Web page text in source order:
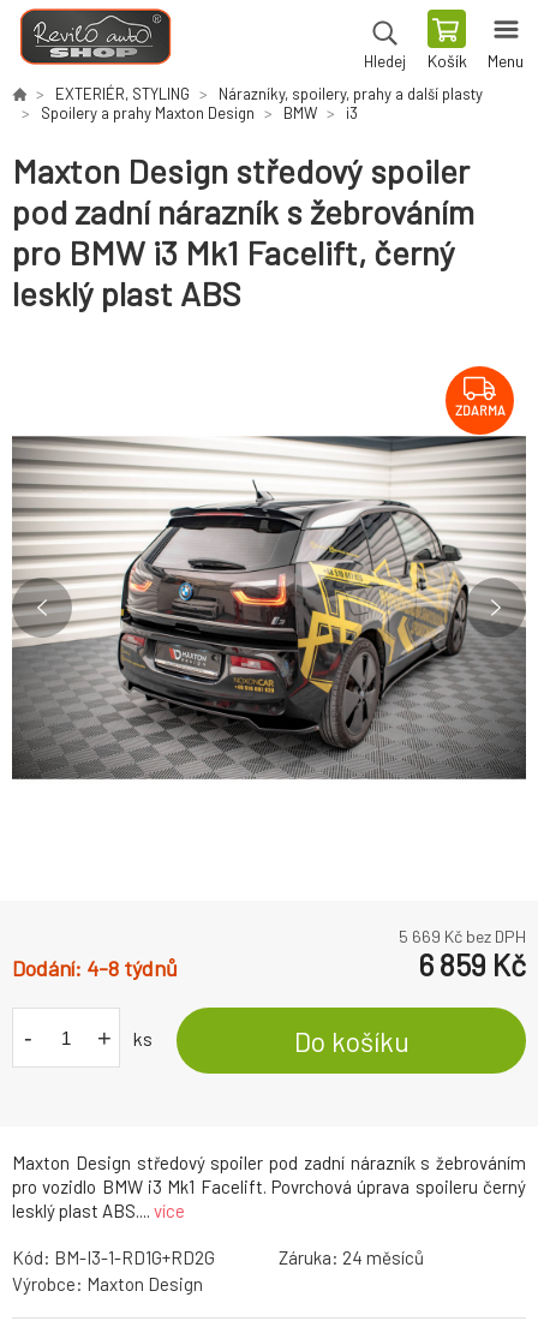
Hledej Košík Menu
EXTERIÉR, STYLING
Nárazníky, spoilery, prahy a další plasty
Spoilery a prahy Maxton Design
BMW i3
Maxton Design středový spoiler
pod zadní nárazník s žebrováním
pro BMW i3 Mk1 Facelift, černý
lesklý plast ABS
ZDARMA
Maxton Design středový spoiler pod zadní nárazník s žebrováním
pro vozidlo BMW i3 Mk1 Facelift. Povrchová úprava spoileru černý
lesklý plast ABS.... více
5 669 Kč bez DPH
4-8 týdnů 6 859 Kč
- + ks Do košíku
Kód: BM-I3-1-RD1G+RD2G Záruka: 24
Výrobce: Maxton Design